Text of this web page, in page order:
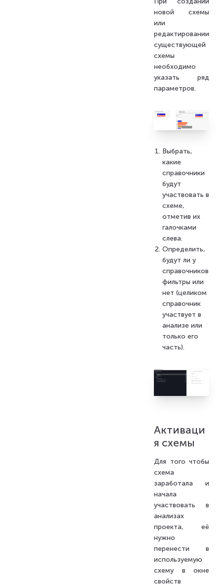
новой схемы
или
редактировании
существующей
схемы
необходимо
указать ряд
параметров.
Выбрать,
какие
справочники
будут
участвовать в
схеме,
отметив их
галочками
слева.
Определить,
будут ли у
справочников
фильтры или
нет (целиком
справочник
участвует в
анализе или
только его
часть).
Активаци
я схемы
Для того чтобы
схема
заработала и
начала
участвовать в
анализах
проекта, её
нужно
перенести в
используемую
схему в окне
свойств